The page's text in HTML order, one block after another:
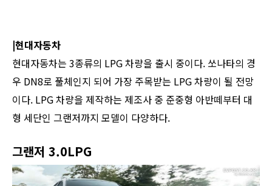
|현대자동차
현대자동차는 3종류의 LPG 차량을 출시 중이다. 쏘나타의 경
우 DN8로 풀체인지 되어 가장 주목받는 LPG 차량이 될 전망
이다. LPG 차량을 제작하는 제조사 중 준중형 아반떼부터 대
형 세단인 그랜저까지 모델이 다양하다.
그랜저 3.0LPG